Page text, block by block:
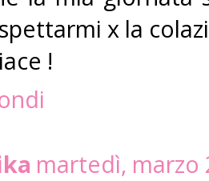
x la
!
martedì, marzo